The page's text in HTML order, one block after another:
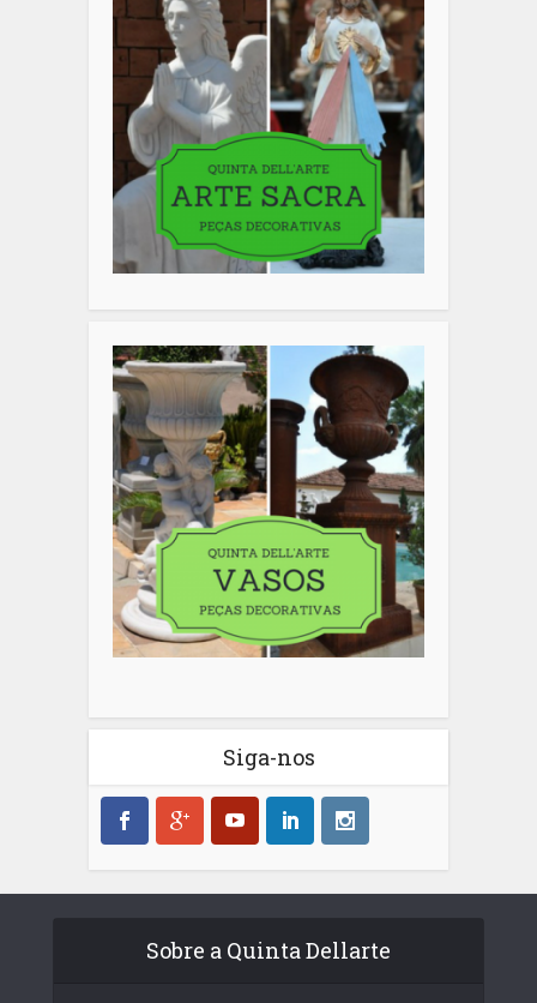
Siga-nos
Sobre a Quinta Dellarte